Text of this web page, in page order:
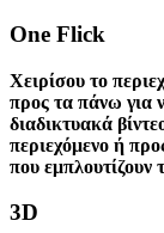
One Flick
Χειρίσου το
προς τα πάνω για
διαδικτυακά
περιεχόμενο ή
που εμπλουτίζουν
3D